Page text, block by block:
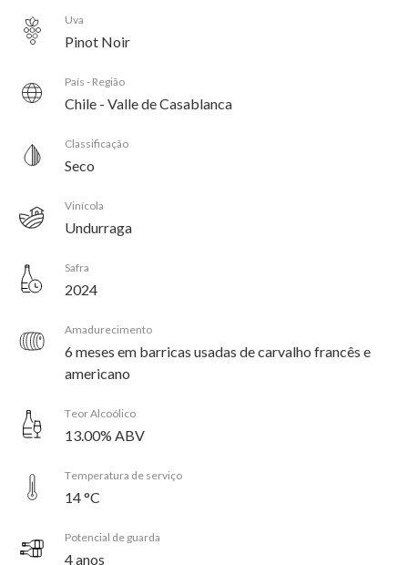
Uva
Pinot Noir
País - Região
Chile - Valle de Casablanca
Classificação
Seco
Vinícola
Undurraga
Safra
2024
Amadurecimento
6 meses em barricas usadas de carvalho francês e
americano
Teor Alcoólico
13.00% ABV
Temperatura de serviço
14 °C
Potencial de guarda
4 anos